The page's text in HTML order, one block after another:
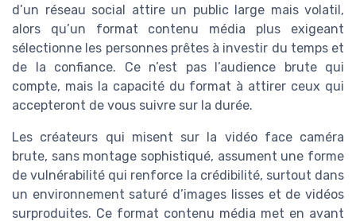
d’un réseau social attire un public large mais volatil,
alors qu’un format contenu média plus exigeant
sélectionne les personnes prêtes à investir du temps et
de la confiance. Ce n’est pas l’audience brute qui
compte, mais la capacité du format à attirer ceux qui
accepteront de vous suivre sur la durée.
Les créateurs qui misent sur la vidéo face caméra
brute, sans montage sophistiqué, assument une forme
de vulnérabilité qui renforce la crédibilité, surtout dans
un environnement saturé d’images lisses et de vidéos
surproduites. Ce format contenu média met en avant